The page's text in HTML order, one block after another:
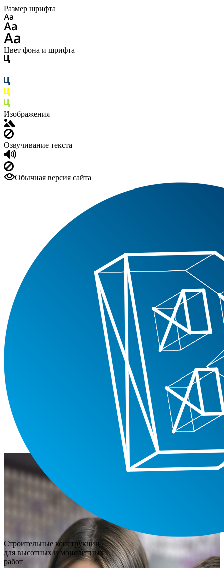
Размер шрифта
Цвет фона и шрифта
Изображения
Озвучивание текста
Обычная версия сайта
Строительные конструкции
для высотных и монолитных
работ